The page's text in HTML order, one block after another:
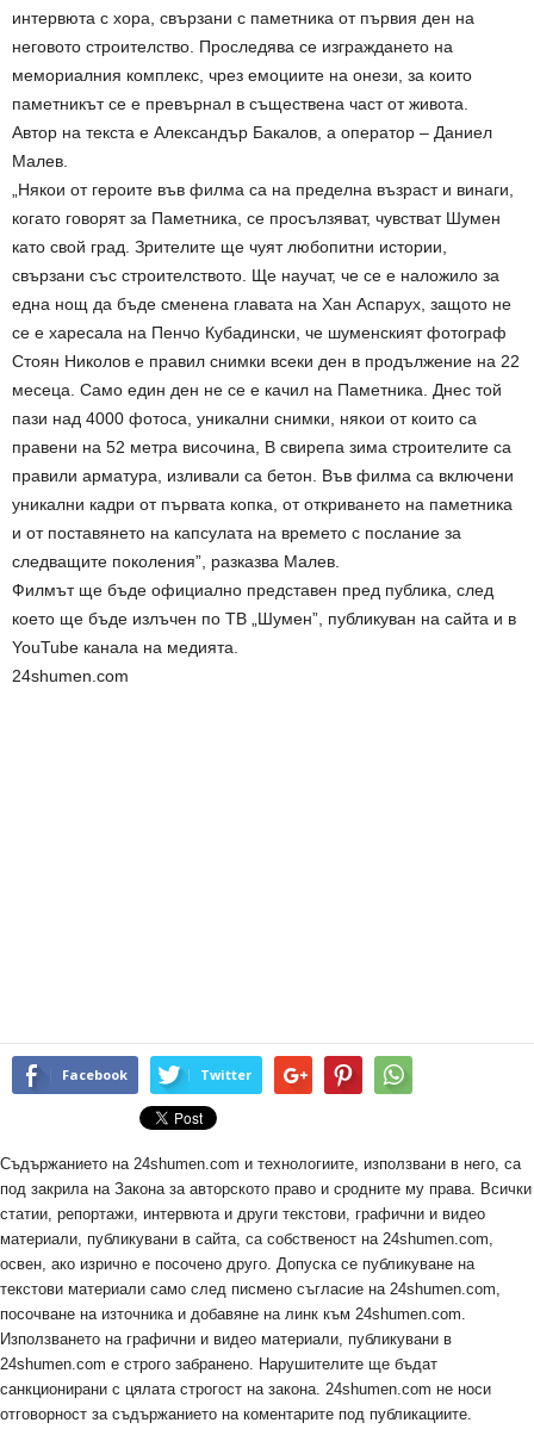
интервюта с хора, свързани с паметника от първия ден на
неговото строителство. Проследява се изграждането на
мемориалния комплекс, чрез емоциите на онези, за които
паметникът се е превърнал в съществена част от живота.
Автор на текста е Александър Бакалов, а оператор – Даниел
Малев.
„Някои от героите във филма са на пределна възраст и винаги,
когато говорят за Паметника, се просълзяват, чувстват Шумен
като свой град. Зрителите ще чуят любопитни истории,
свързани със строителството. Ще научат, че се е наложило за
една нощ да бъде сменена главата на Хан Аспарух, защото не
се е харесала на Пенчо Кубадински, че шуменският фотограф
Стоян Николов е правил снимки всеки ден в продължение на 22
месеца. Само един ден не се е качил на Паметника. Днес той
пази над 4000 фотоса, уникални снимки, някои от които са
правени на 52 метра височина, В свирепа зима строителите са
правили арматура, изливали са бетон. Във филма са включени
уникални кадри от първата копка, от откриването на паметника
и от поставянето на капсулата на времето с послание за
следващите поколения”, разказва Малев.
Филмът ще бъде официално представен пред публика, след
което ще бъде излъчен по ТВ „Шумен”, публикуван на сайта и в
YouTube канала на медията.
24shumen.com
Facebook Twitter
Съдържанието на 24shumen.com и технологиите, използвани в него, са
под закрила на Закона за авторското право и сродните му права. Всички
статии, репортажи, интервюта и други текстови, графични и видео
материали, публикувани в сайта, са собственост на 24shumen.com,
освен, ако изрично е посочено друго. Допуска се публикуване на
текстови материали само след писмено съгласие на 24shumen.com,
посочване на източника и добавяне на линк към 24shumen.com.
Използването на графични и видео материали, публикувани в
24shumen.com е строго забранено. Нарушителите ще бъдат
санкционирани с цялата строгост на закона. 24shumen.com не носи
отговорност за съдържанието на коментарите под публикациите.